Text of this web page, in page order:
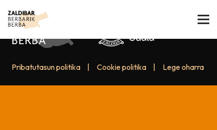
Pribatutasun politika Cookie politika Lege oharra